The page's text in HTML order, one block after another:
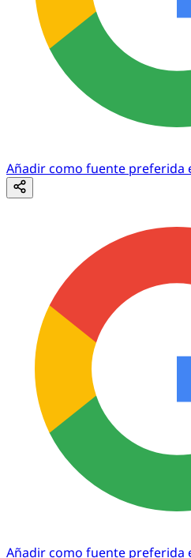
Añadir como fuente preferida
Añadir como fuente preferida